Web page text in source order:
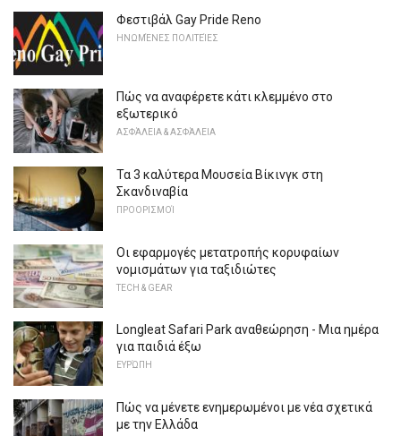
Φεστιβάλ Gay Pride Reno
ΗΝΩΜΈΝΕΣ ΠΟΛΙΤΕΊΕΣ
Πώς να αναφέρετε κάτι κλεμμένο στο
εξωτερικό
ΑΣΦΆΛΕΙΑ & ΑΣΦΆΛΕΙΑ
Τα 3 καλύτερα Μουσεία Βίκινγκ στη
Σκανδιναβία
ΠΡΟΟΡΙΣΜΟΊ
Οι εφαρμογές μετατροπής κορυφαίων
νομισμάτων για ταξιδιώτες
TECH & GEAR
Longleat Safari Park αναθεώρηση - Μια ημέρα
για παιδιά έξω
ΕΥΡΏΠΗ
Πώς να μένετε ενημερωμένοι με νέα σχετικά
με την Ελλάδα